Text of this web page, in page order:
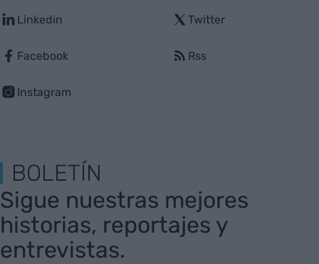
Linkedin
Facebook
Instagram
Twitter
Rss
BOLETÍN
Sigue nuestras mejores
historias, reportajes y
entrevistas.